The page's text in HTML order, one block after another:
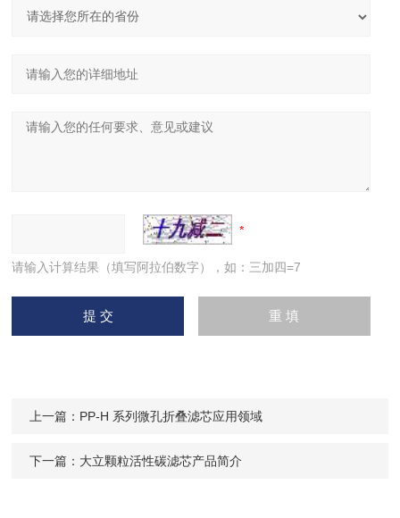
请输入计算结果（填写阿拉伯数字），如：三加四=7
上一篇： PP-H 系列微孔折叠滤芯应用领域
下一篇： 大立颗粒活性碳滤芯产品简介